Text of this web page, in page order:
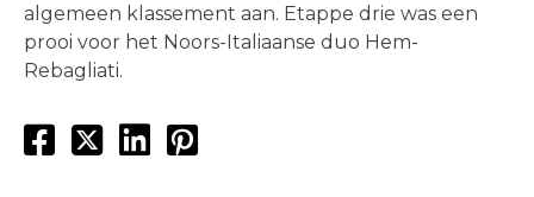
algemeen klassement aan. Etappe drie was een
prooi voor het Noors-Italiaanse duo Hem-
Rebagliati.